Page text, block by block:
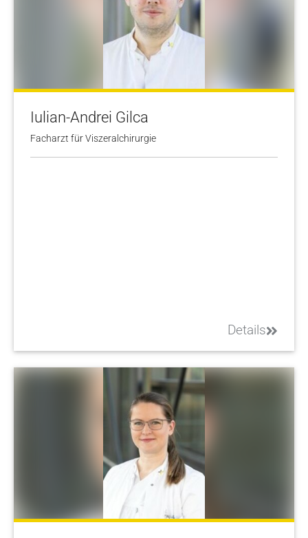
Iulian-Andrei Gilca
Facharzt für Viszeralchirurgie
Details